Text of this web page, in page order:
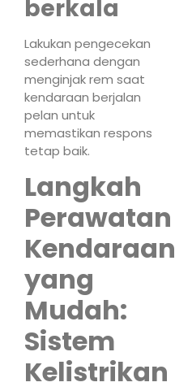
berkala
Lakukan pengecekan
sederhana dengan
menginjak rem saat
kendaraan berjalan
pelan untuk
memastikan respons
tetap baik.
Langkah
Perawatan
Kendaraan
yang
Mudah:
Sistem
Kelistrikan